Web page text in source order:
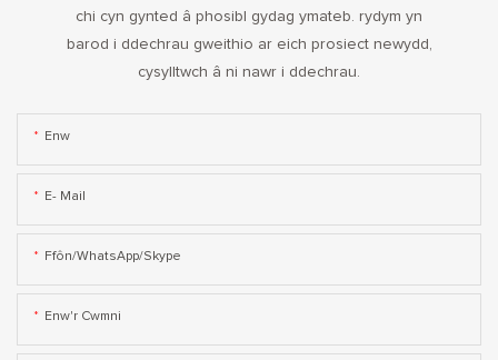
chi cyn gynted â phosibl gydag ymateb. rydym yn
barod i ddechrau gweithio ar eich prosiect newydd,
cysylltwch â ni nawr i ddechrau.
Enw
E- Mail
Ffôn/WhatsApp/Skype
Enw'r Cwmni